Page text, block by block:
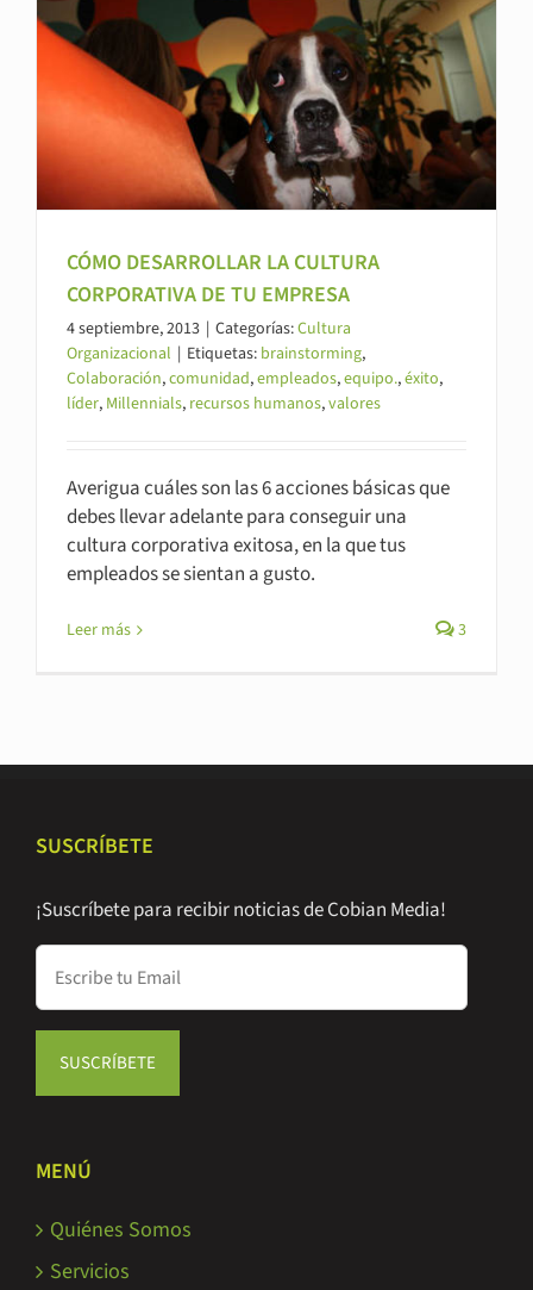
CÓMO DESARROLLAR LA CULTURA
CORPORATIVA DE TU EMPRESA
4 septiembre, 2013 | Categorías:Cultura
Organizacional | Etiquetas: brainstorming,
Colaboración,comunidad,empleados,equipo.,éxito,
líder, Millennials, recursos humanos,valores
Averigua cuáles son las 6 acciones básicas que
debes llevar adelante para conseguir una
cultura corporativa exitosa, en la que tus
empleados se sientan a gusto.
Leer más 3
SUSCRÍBETE
¡Suscríbete para recibir noticias de Cobian Media!
MENÚ
Quiénes Somos
Servicios